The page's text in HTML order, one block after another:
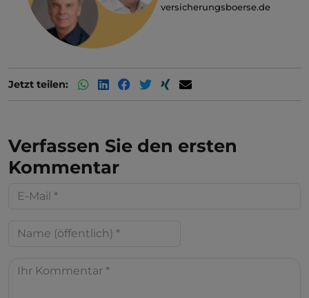
versicherungsboerse.de
Jetzt teilen:
Verfassen Sie den ersten
Kommentar